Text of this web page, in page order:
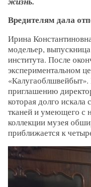
Вредителям дала
Ирина
модельер,
института. После
экспериментальном
приглашению
которая долго искала
тканей и умеющего с
коллекции музея
приближается к